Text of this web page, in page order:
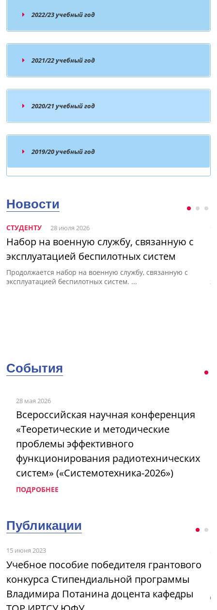
2022/23 учебный год
2021/22 учебный год
аттестации
График 2 пересдачи (дисциплины 2
2020/21 учебный год
2019/20 учебный год
Новости
СТУДЕНТУ 28 июля 2026
Набор на военную службу, связанную с
эксплуатацией беспилотных систем
Продолжается набор на военную службу, связанную с
эксплуатацией беспилотных систем. ...
События
28 мая 2026
Всероссийская научная конференция
«Теоретические и методические
проблемы эффективного
функционирования радиотехнических
систем» («Системотехника-2026»)
ПОДРОБНЕЕ
Публикации
15 июня 2023
Учебное пособие победителя грантового
конкурса Стипендиальной программы
Владимира Потанина доцента кафедры
3